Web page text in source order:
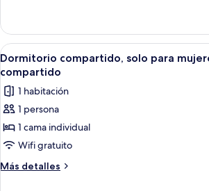
individuales
con
camas
individuales
Abrir
todas
las
fotos
de
Dormitorio
compartido,
solo
Un
1
Dormitorio compartido, solo para
compartido
1 habitación
1 persona
1 cama individual
Wifi gratuito
Más detalles
Más